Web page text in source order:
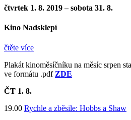
čtvrtek 1. 8. 2019 – sobota 31. 8.
Kino Nadsklepí
čtěte více
Plakát kinoměsíčníku na měsíc srpen
ve formátu .pdf ZDE
ČT 1. 8.
​19.00 Rychle a zběsile: Hobbs a Shaw